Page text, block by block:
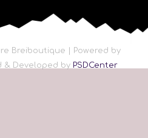
Breiboutique | Powered by
& Developed by PSDCenter